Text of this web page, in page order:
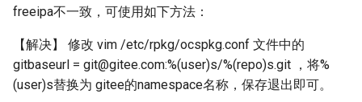
freeipa不一致，可使用如下方法：
【解决】 修改 vim /etc/rpkg/ocspkg.conf 文件中的
gitbaseurl = git@gitee.com:%(user)s/%(repo)s.git ，将%
(user)s替换为 gitee的namespace名称，保存退出即可。